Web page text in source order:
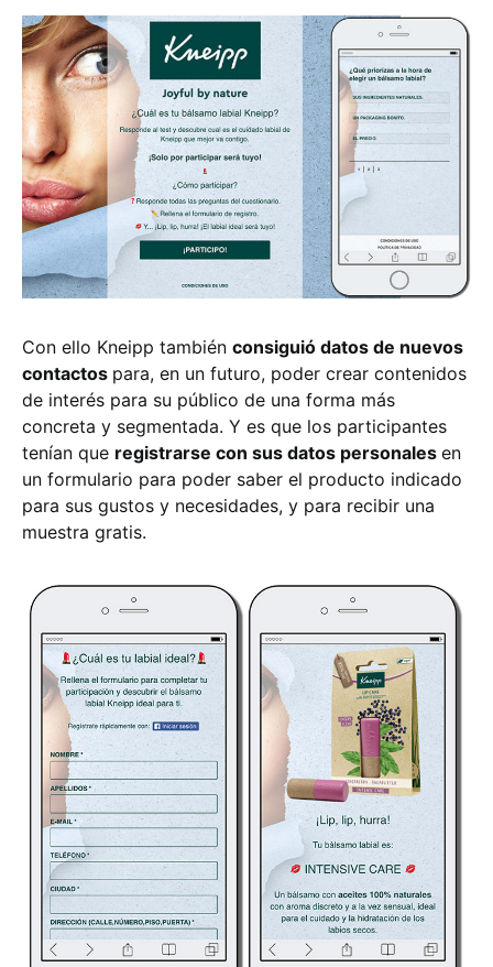
Con ello Kneipp también consiguió datos de nuevos
contactos para, en un futuro, poder crear contenidos
de interés para su público de una forma más
concreta y segmentada. Y es que los participantes
tenían que registrarse con sus datos personales en
un formulario para poder saber el producto indicado
para sus gustos y necesidades, y para recibir una
muestra gratis.